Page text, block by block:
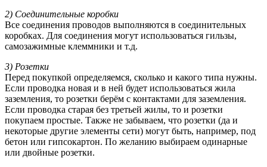
2) Соединительные коробки
Все соединения проводов выполняются в соединительных
коробках. Для соединения могут использоваться гильзы,
самозажимные клеммники и т.д.
3) Розетки
Перед покупкой определяемся, сколько и какого типа нужны.
Если проводка новая и в ней будет использоваться жила
заземления, то розетки берём с контактами для заземления.
Если проводка старая без третьей жилы, то и розетки
покупаем простые. Также не забываем, что розетки (да и
некоторые другие элементы сети) могут быть, например, под
бетон или гипсокартон. По желанию выбираем одинарные
или двойные розетки.